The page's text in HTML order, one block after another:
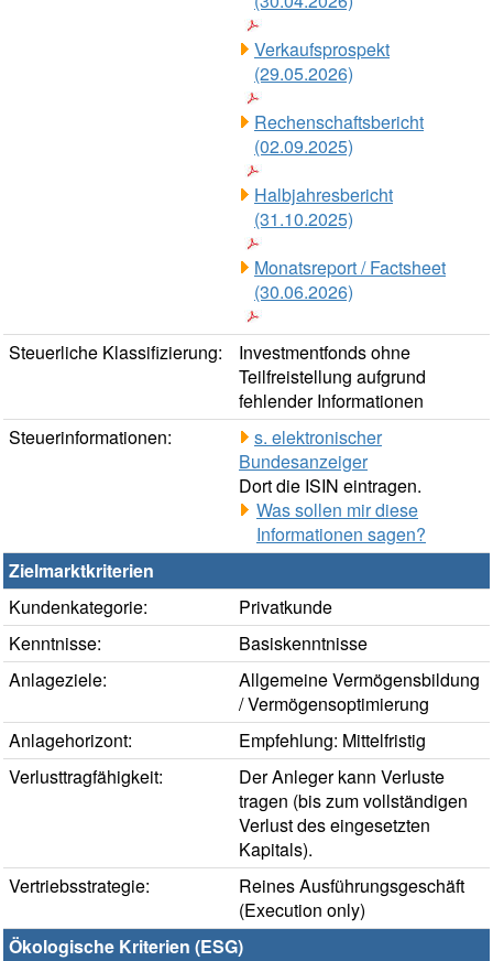
Verkaufsprospekt
(29.05.2026)
Rechenschaftsbericht
(02.09.2025)
Halbjahresbericht
(31.10.2025)
Monatsreport / Factsheet
(30.06.2026)
Steuerliche Klassifizierung:
Investmentfonds ohne
Teilfreistellung aufgrund
fehlender Informationen
Steuerinformationen:
s. elektronischer
Bundesanzeiger
Dort die ISIN eintragen.
Was sollen mir diese
Informationen sagen?
Zielmarktkriterien
Kundenkategorie:
Privatkunde
Kenntnisse:
Basiskenntnisse
Anlageziele:
Allgemeine Vermögensbildung
/ Vermögensoptimierung
Anlagehorizont:
Empfehlung: Mittelfristig
Verlusttragfähigkeit:
Der Anleger kann Verluste
tragen (bis zum vollständigen
Verlust des eingesetzten
Kapitals).
Vertriebsstrategie:
Reines Ausführungsgeschäft
(Execution only)
Ökologische Kriterien (ESG)